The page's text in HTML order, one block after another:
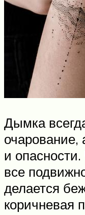
Дымка
очарование,
и
все
делается
коричневая